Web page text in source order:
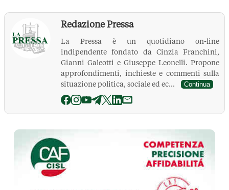
Redazione Pressa
La Pressa è un quotidiano on-line
indipendente fondato da Cinzia Franchini,
Gianni Galeotti e Giuseppe Leonelli. Propone
approfondimenti, inchieste e commenti sulla
situazione politica, sociale ed ec...
Continua
La Pressa